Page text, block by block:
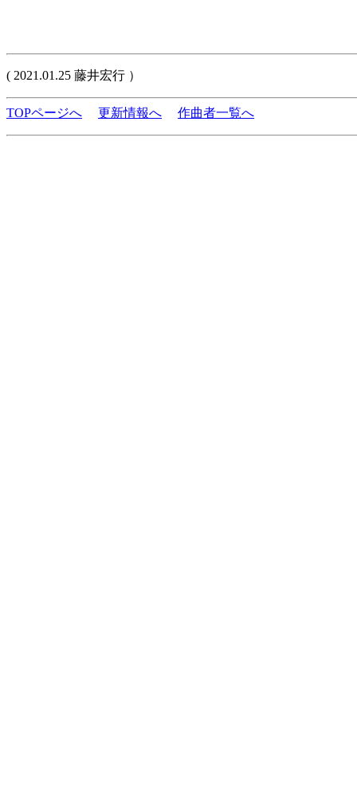
( 2021.01.25 藤井宏行 ）
TOPページへ 更新情報へ 作曲者一覧へ